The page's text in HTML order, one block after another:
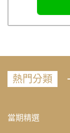
熱門分類
當期精選